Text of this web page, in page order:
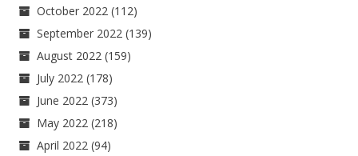
October 2022 (112)
September 2022 (139)
August 2022 (159)
July 2022 (178)
June 2022 (373)
May 2022 (218)
April 2022 (94)